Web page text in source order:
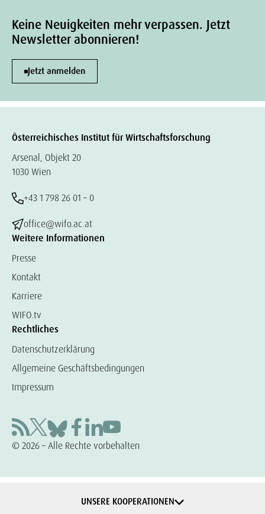
Keine Neuigkeiten mehr verpassen. Jetzt
Newsletter abonnieren!
Jetzt anmelden
Österreichisches Institut für Wirtschaftsforschung
Arsenal, Objekt 20
1030 Wien
+43 1 798 26 01 – 0
office@wifo.ac.at
Weitere Informationen
Presse
Kontakt
Karriere
WIFO.tv
Rechtliches
Datenschutzerklärung
Allgemeine Geschäftsbedingungen
Impressum
© 2026 – Alle Rechte vorbehalten
UNSERE KOOPERATIONEN